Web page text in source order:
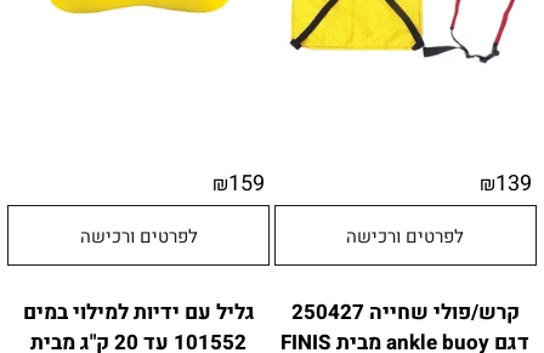
₪139
לפרטים ורכישה
₪159
לפרטים ורכישה
קרש/פולי שחייה 250427
דגם ankle buoy מבית FINIS
גליל עם ידיות למילוי במים
101552 עד 20 ק"ג מבית